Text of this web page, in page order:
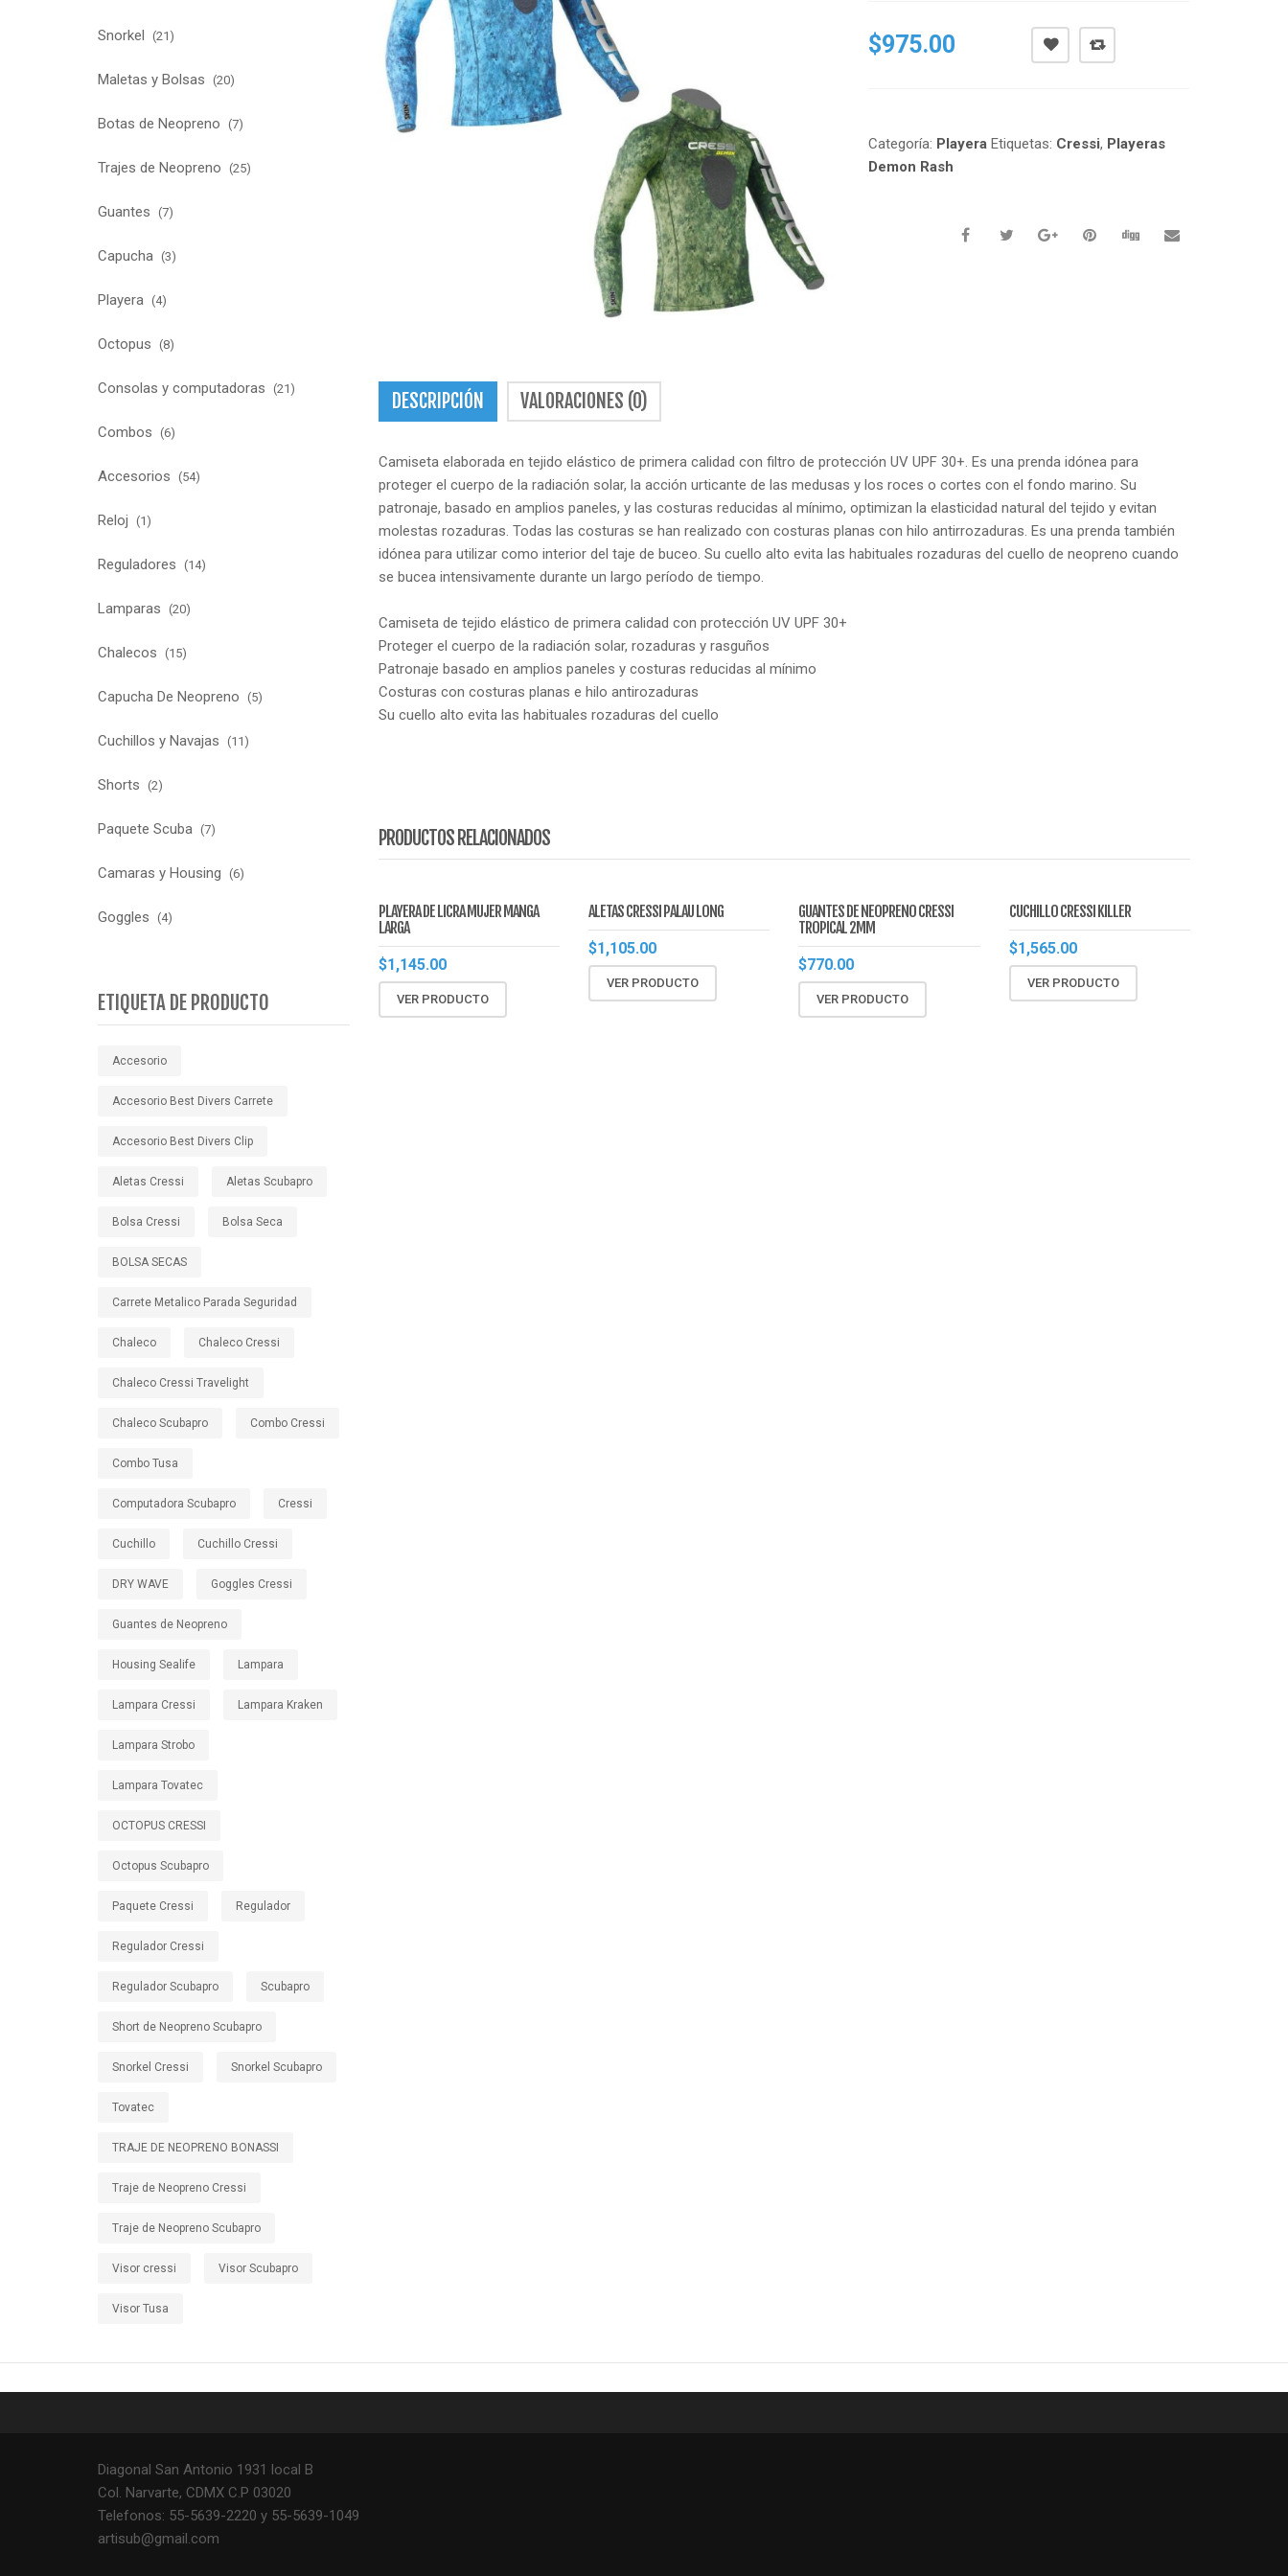
$975.00
Categoría: Playera Etiquetas: Cressi, Playeras
Demon Rash
DESCRIPCIÓN VALORACIONES (0)
Camiseta elaborada en tejido elástico de primera calidad con filtro de protección UV UPF 30+. Es una prenda idónea para
proteger el cuerpo de la radiación solar, la acción urticante de las medusas y los roces o cortes con el fondo marino. Su
patronaje, basado en amplios paneles, y las costuras reducidas al mínimo, optimizan la elasticidad natural del tejido y evitan
molestas rozaduras. Todas las costuras se han realizado con costuras planas con hilo antirrozaduras. Es una prenda también
idónea para utilizar como interior del taje de buceo. Su cuello alto evita las habituales rozaduras del cuello de neopreno cuando
se bucea intensivamente durante un largo período de tiempo.
Camiseta de tejido elástico de primera calidad con protección UV UPF 30+
Proteger el cuerpo de la radiación solar, rozaduras y rasguños
Patronaje basado en amplios paneles y costuras reducidas al mínimo
Costuras con costuras planas e hilo antirozaduras
Su cuello alto evita las habituales rozaduras del cuello
PRODUCTOS RELACIONADOS
PLAYERA DE LICRA MUJER MANGA
LARGA
$1,145.00
VER PRODUCTO
ALETAS CRESSI PALAU LONG
$1,105.00
VER PRODUCTO
GUANTES DE NEOPRENO CRESSI
TROPICAL 2MM
$770.00
VER PRODUCTO
CUCHILLO CRESSI KILLER
$1,565.00
VER PRODUCTO
Snorkel (21)
Maletas y Bolsas (20)
Botas de Neopreno (7)
Trajes de Neopreno (25)
Guantes (7)
Capucha (3)
Playera (4)
Octopus (8)
Consolas y computadoras (21)
Combos (6)
Accesorios (54)
Reloj (1)
Reguladores (14)
Lamparas (20)
Chalecos (15)
Capucha De Neopreno (5)
Cuchillos y Navajas (11)
Shorts (2)
Paquete Scuba (7)
Camaras y Housing (6)
Goggles (4)
ETIQUETA DE PRODUCTO
Accesorio
Accesorio Best Divers Carrete
Accesorio Best Divers Clip
Aletas Cressi Aletas Scubapro
Bolsa Cressi Bolsa Seca
BOLSA SECAS
Carrete Metalico Parada Seguridad
Chaleco Chaleco Cressi
Chaleco Cressi Travelight
Chaleco Scubapro Combo Cressi
Combo Tusa
Computadora Scubapro Cressi
Cuchillo Cuchillo Cressi
DRY WAVE Goggles Cressi
Guantes de Neopreno
Housing Sealife Lampara
Lampara Cressi Lampara Kraken
Lampara Strobo
Lampara Tovatec
OCTOPUS CRESSI
Octopus Scubapro
Paquete Cressi Regulador
Regulador Cressi
Regulador Scubapro Scubapro
Short de Neopreno Scubapro
Snorkel Cressi Snorkel Scubapro
Tovatec
TRAJE DE NEOPRENO BONASSI
Traje de Neopreno Cressi
Traje de Neopreno Scubapro
Visor cressi Visor Scubapro
Visor Tusa
Diagonal San Antonio 1931 local B
Col. Narvarte, CDMX C.P 03020
Telefonos: 55-5639-2220 y 55-5639-1049
artisub@gmail.com